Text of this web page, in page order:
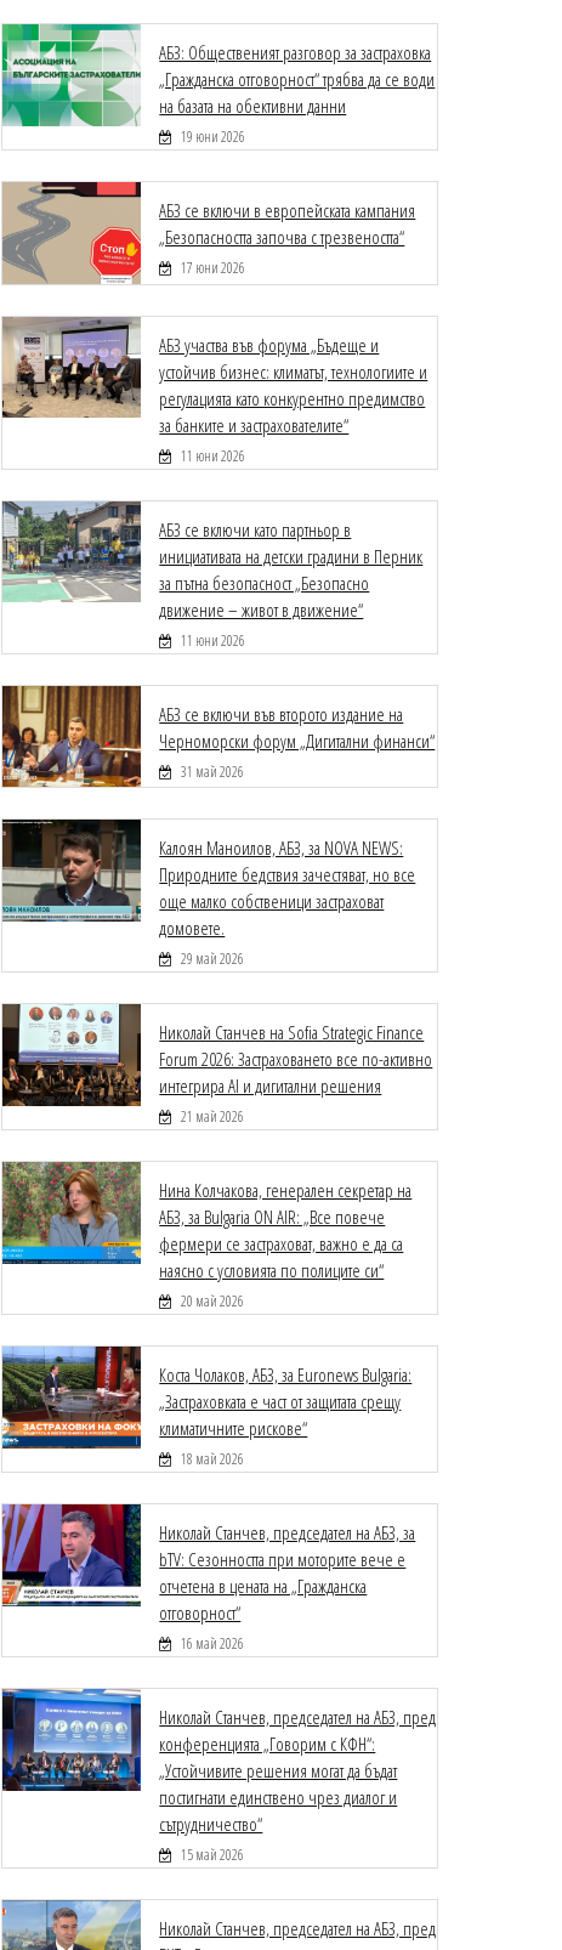
АБЗ: Общественият разговор за застраховка
„Гражданска отговорност“ трябва да се води
на базата на обективни данни
19 юни 2026
АБЗ се включи в европейската кампания
„Безопасността започва с трезвеността“
17 юни 2026
АБЗ участва във форума „Бъдеще и
устойчив бизнес: климатът, технологиите и
регулацията като конкурентно предимство
за банките и застрахователите“
11 юни 2026
АБЗ се включи като партньор в
инициативата на детски градини в Перник
за пътна безопасност „Безопасно
движение – живот в движение“
11 юни 2026
АБЗ се включи във второто издание на
Черноморски форум „Дигитални финанси“
31 май 2026
Калоян Маноилов, АБЗ, за NOVA NEWS:
Природните бедствия зачестяват, но все
още малко собственици застраховат
домовете.
29 май 2026
Николай Станчев на Sofia Strategic Finance
Forum 2026: Застраховането все по-активно
интегрира AI и дигитални решения
21 май 2026
Нина Колчакова, генерален секретар на
АБЗ, за Bulgaria ON AIR: „Все повече
фермери се застраховат, важно е да са
наясно с условията по полиците си“
20 май 2026
Коста Чолаков, АБЗ, за Euronews Bulgaria:
„Застраховката е част от защитата срещу
климатичните рискове“
18 май 2026
Николай Станчев, председател на АБЗ, за
bTV: Сезонността при моторите вече е
отчетена в цената на „Гражданска
отговорност“
16 май 2026
Николай Станчев, председател на АБЗ, пред
конференцията „Говорим с КФН“:
„Устойчивите решения могат да бъдат
постигнати единствено чрез диалог и
сътрудничество“
15 май 2026
Николай Станчев, председател на АБЗ, пред